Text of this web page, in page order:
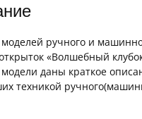
ручного и
«Волшебный
даны краткое
техникой